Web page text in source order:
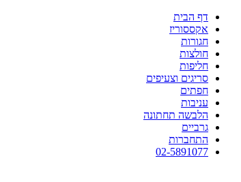
דף הבית
אקססוריז
חגורות
חולצות
חליפות
סריגים וצעיפים
חפתים
עניבות
הלבשה תחתונה
גרביים
התחברות
02-5891077